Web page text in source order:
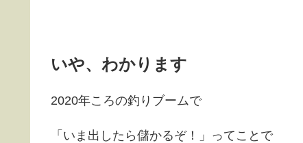
いや、わかります
2020年ころの釣りブームで
「いま出したら儲かるぞ！」ってことで